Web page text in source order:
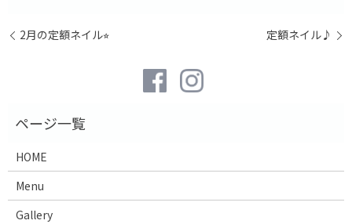
2月の定額ネイル⭐︎ 定額ネイル♪
HOME
Menu
Gallery